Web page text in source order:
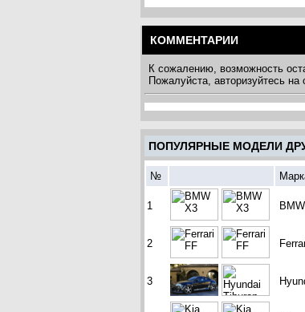
КОММЕНТАРИИ
К сожалению, возможность
Пожалуйста, авторизуйтесь
ПОПУЛЯРНЫЕ МОДЕЛИ
№
1 BMW
2
3